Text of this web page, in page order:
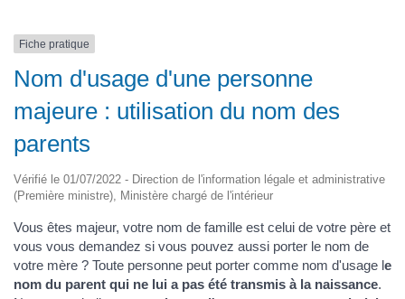
Fiche pratique
Nom d'usage d'une personne
majeure : utilisation du nom des
parents
Vérifié le 01/07/2022 - Direction de l'information légale et administrative
(Première ministre), Ministère chargé de l'intérieur
Vous êtes majeur, votre nom de famille est celui de votre père et
vous vous demandez si vous pouvez aussi porter le nom de
votre mère ? Toute personne peut porter comme nom d'usage le
nom du parent qui ne lui a pas été transmis à la naissance.